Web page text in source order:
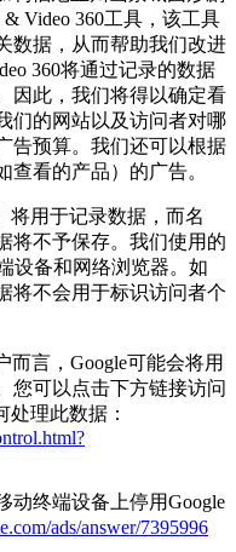
Video 360工具，该工具
数据，从而帮助我们改进
360将通过记录的数据
因此，我们将得以确定看
们的网站以及访问者对哪
告预算。我们还可以根据
看的产品）的广告。
将用于记录数据，而名
将不予保存。我们使用的
设备和网络浏览器。如
将不会用于标识访问者个
而言，Google可能会将用
您可以点击下方链接访问
处理此数据：
动终端设备上停用Google
ads/answer/7395996